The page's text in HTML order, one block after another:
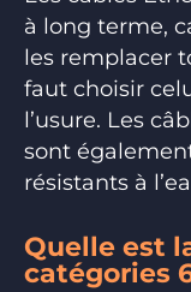
à long terme,
les remplacer
faut choisir
l’usure. Les
sont
résistants à
Quelle est
catégories